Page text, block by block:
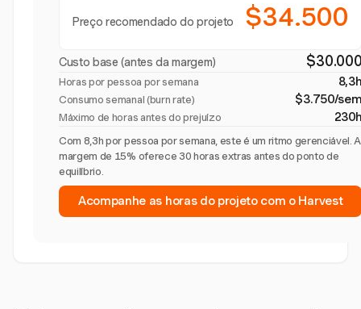
Preço recomendado do projeto $34.500
Custo base (antes da margem)
Horas por pessoa por semana
Consumo semanal (burn rate) $3.750/
Máximo de horas antes do prejuízo
Com 8,3h por pessoa por semana, este é um ritmo gerenciável. A
margem de 15% oferece 30 horas extras antes do ponto de
equilíbrio.
Acompanhe as horas do projeto com o Harvest